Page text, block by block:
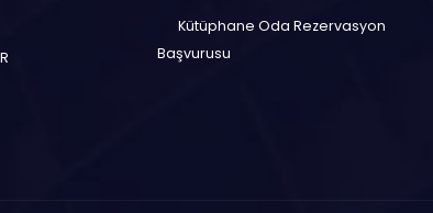
Kütüphane Oda Rezervasyon
Başvurusu